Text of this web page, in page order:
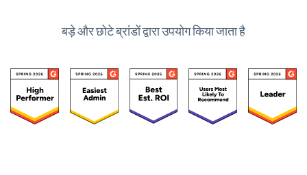
बड़े और छोटे ब्रांडों द्वारा उपयोग किया जाता है